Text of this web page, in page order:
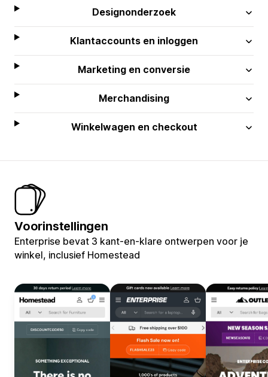
Designonderzoek
Klantaccounts en inloggen
Marketing en conversie
Merchandising
Winkelwagen en checkout
Voorinstellingen
Enterprise bevat 3 kant-en-klare ontwerpen voor je
winkel, inclusief Homestead